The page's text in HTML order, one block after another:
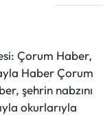
Çorum Haber,
Haber Çorum
şehrin nabzını
okurlarıyla